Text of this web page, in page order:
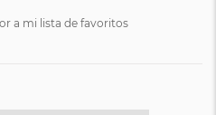
a mi lista de favoritos